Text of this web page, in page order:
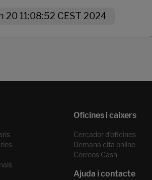
20 11:08:52 CEST 2024
Cercador d’oficines
Demana cita online
Correos Cash